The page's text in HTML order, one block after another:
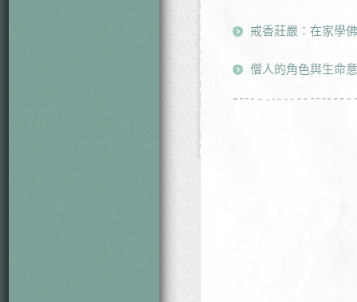
戒香莊嚴：在家學
僧人的角色與生命